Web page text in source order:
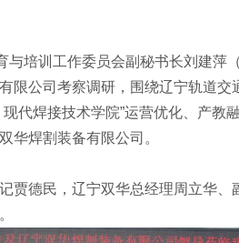
培训工作委员会副秘书长刘建萍
限公司考察调研，围绕辽宁轨道交
代焊接技术学院”运营优化、产教
华焊割装备有限公司。
贾德民，辽宁双华总经理周立华、